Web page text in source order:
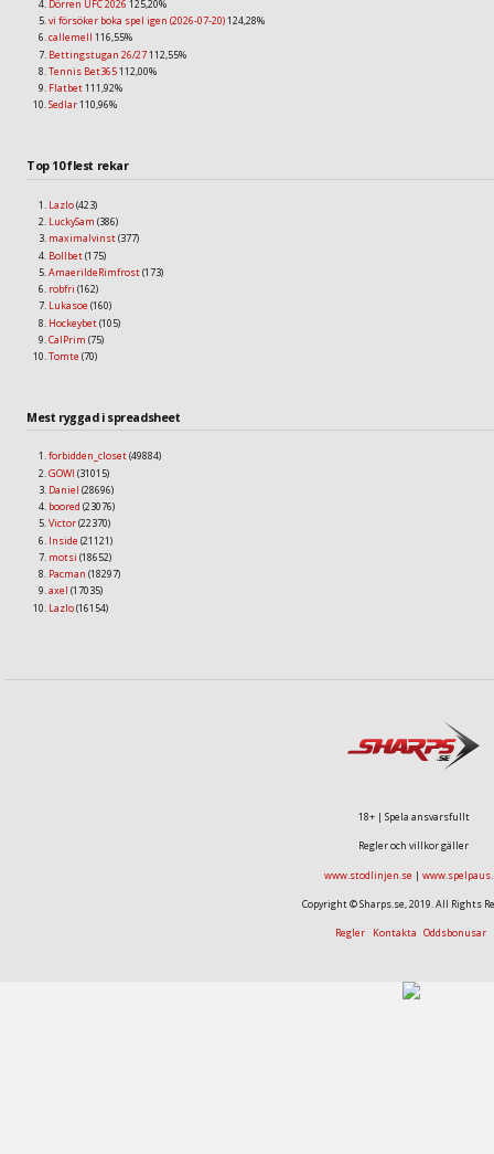
Dörren UFC 2026 125,20%
vi försöker boka spel igen (2026-07-20)124,28%
callemell 116,55%
Bettingstugan 26/27112,55%
Tennis Bet365112,00%
Flatbet111,92%
Sedlar110,96%
Top 10 flest rekar
Lazlo(423)
LuckySam (386)
maximalvinst(377)
Bollbet(175)
AmaerildeRimfrost(173)
robfri (162)
Lukasoe (160)
Hockeybet(105)
CalPrim (75)
Tomte (70)
Mest ryggad i spreadsheet
forbidden_closet(49884)
GOWI (31015)
Daniel (28696)
boored (23076)
Victor(22370)
Inside (21121)
motsi (18652)
Pacman (18297)
axel (17035)
Lazlo(16154)
18+ | Spela ansvarsfullt
Regler och villkor gäller
www.stodlinjen.se |
Copyright © Sharps.se, 2019. All Rights
Regler Kontakta Oddsbonusar